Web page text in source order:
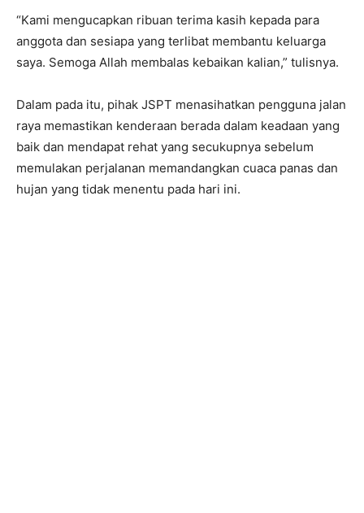
“Kami mengucapkan ribuan terima kasih kepada para
anggota dan sesiapa yang terlibat membantu keluarga
saya. Semoga Allah membalas kebaikan kalian,” tulisnya.
Dalam pada itu, pihak JSPT menasihatkan pengguna jalan
raya memastikan kenderaan berada dalam keadaan yang
baik dan mendapat rehat yang secukupnya sebelum
memulakan perjalanan memandangkan cuaca panas dan
hujan yang tidak menentu pada hari ini.